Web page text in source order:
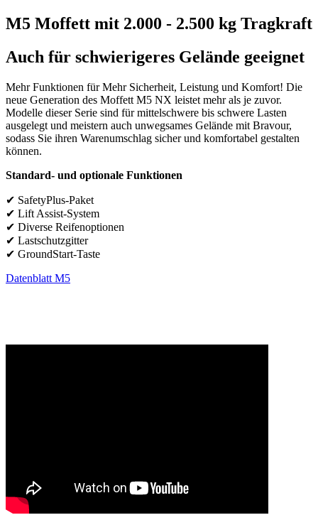
M5 Moffett mit 2.000 - 2.500 kg Tragkraft
Auch für schwierigeres Gelände geeignet
Mehr Funktionen für Mehr Sicherheit, Leistung und Komfort! Die
neue Generation des Moffett M5 NX leistet mehr als je zuvor.
Modelle dieser Serie sind für mittelschwere bis schwere Lasten
ausgelegt und meistern auch unwegsames Gelände mit Bravour,
sodass Sie ihren Warenumschlag sicher und komfortabel gestalten
können.
Standard- und optionale Funktionen
✔ SafetyPlus-Paket
✔ Lift Assist-System
✔ Diverse Reifenoptionen
✔ Lastschutzgitter
✔ GroundStart-Taste
Datenblatt M5